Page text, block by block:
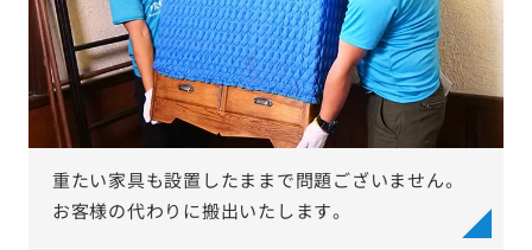
重たい家具も設置したままで問題ございません。
お客様の代わりに搬出いたします。